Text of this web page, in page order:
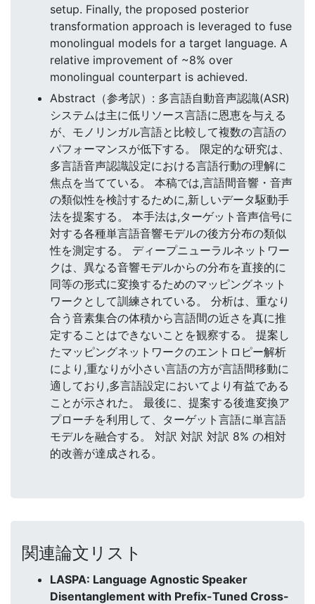
setup. Finally, the proposed posterior
transformation approach is leveraged to fuse
monolingual models for a target language. A
relative improvement of ~8% over
monolingual counterpart is achieved.
Abstract（参考訳）: 多言語自動音声認識(ASR)
システムは主に低リソース言語に恩恵を与える
が、モノリンガル言語と比較して複数の言語の
パフォーマンスが低下する。 限定的な研究は、
多言語音声認識設定における言語行動の理解に
焦点を当てている。 本稿では,言語間音響・音声
の類似性を検討するために,新しいデータ駆動手
法を提案する。 本手法は,ターゲット音声信号に
対する各種単言語音響モデルの後方分布の類似
性を測定する。 ディープニューラルネットワー
クは、異なる音響モデルからの分布を直接的に
同等の形式に変換するためのマッピングネット
ワークとして訓練されている。 分析は、重なり
合う音素集合の体積から言語間の近さを真に推
定することはできないことを観察する。 提案し
たマッピングネットワークのエントロピー解析
により,重なりが小さい言語の方が言語間移動に
適しており,多言語設定においてより有益である
ことが示された。 最後に、提案する後進変換ア
プローチを利用して、ターゲット言語に単言語
モデルを融合する。 対訳 対訳 対訳 8% の相対
的改善が達成される。
関連論文リスト
LASPA: Language Agnostic Speaker
Disentanglement with Prefix-Tuned Cross-